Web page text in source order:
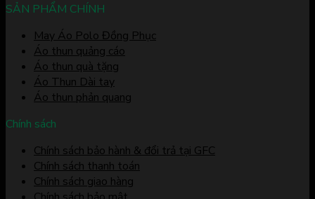
SẢN PHẨM CHÍNH
May Áo Polo Đồng Phục
Áo thun quảng cáo
Áo thun quà tặng
Áo Thun Dài tay
Áo thun phản quang
Chính sách
Chính sách bảo hành & đổi trả tại GFC
Chính sách thanh toán
Chính sách giao hàng